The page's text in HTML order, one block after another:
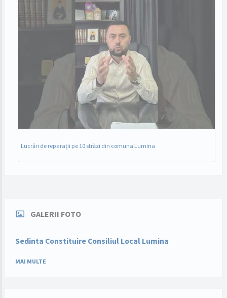
Lucrări de reparații pe 10 străzi din comuna Lumina
GALERII FOTO
Sedinta Constituire Consiliul Local Lumina
MAI MULTE